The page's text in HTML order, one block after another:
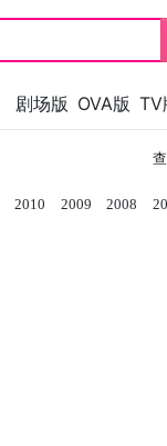
剧场版 OVA版 TV
2010 2009 2008